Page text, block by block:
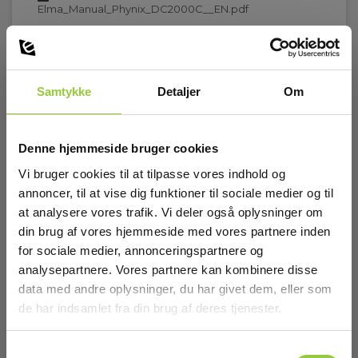
Samtykke Detaljer Om
Denne hjemmeside bruger cookies
Vi bruger cookies til at tilpasse vores indhold og
annoncer, til at vise dig funktioner til sociale medier og til
at analysere vores trafik. Vi deler også oplysninger om
din brug af vores hjemmeside med vores partnere inden
for sociale medier, annonceringspartnere og
analysepartnere. Vores partnere kan kombinere disse
data med andre oplysninger, du har givet dem, eller som
de har indsamlet fra din brug af deres tjenester.
Lagtykkelse område:
0,01 / 0,1 mm
1000...9999 m/s
Nettovægt:
220 g
Rør, min. diameter:
Ø20 mm x 3 mm gods
Transducer mål:
Elma_Manual_Phynix_DC2000C__EN.pdf
Tilbehør